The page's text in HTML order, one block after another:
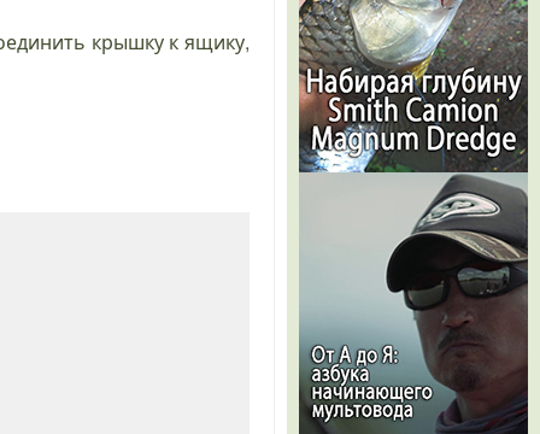
крышку к ящику,